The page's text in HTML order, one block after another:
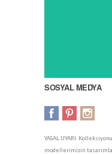
SOSYAL MEDYA
YASAL UYARI:
modellerimizin